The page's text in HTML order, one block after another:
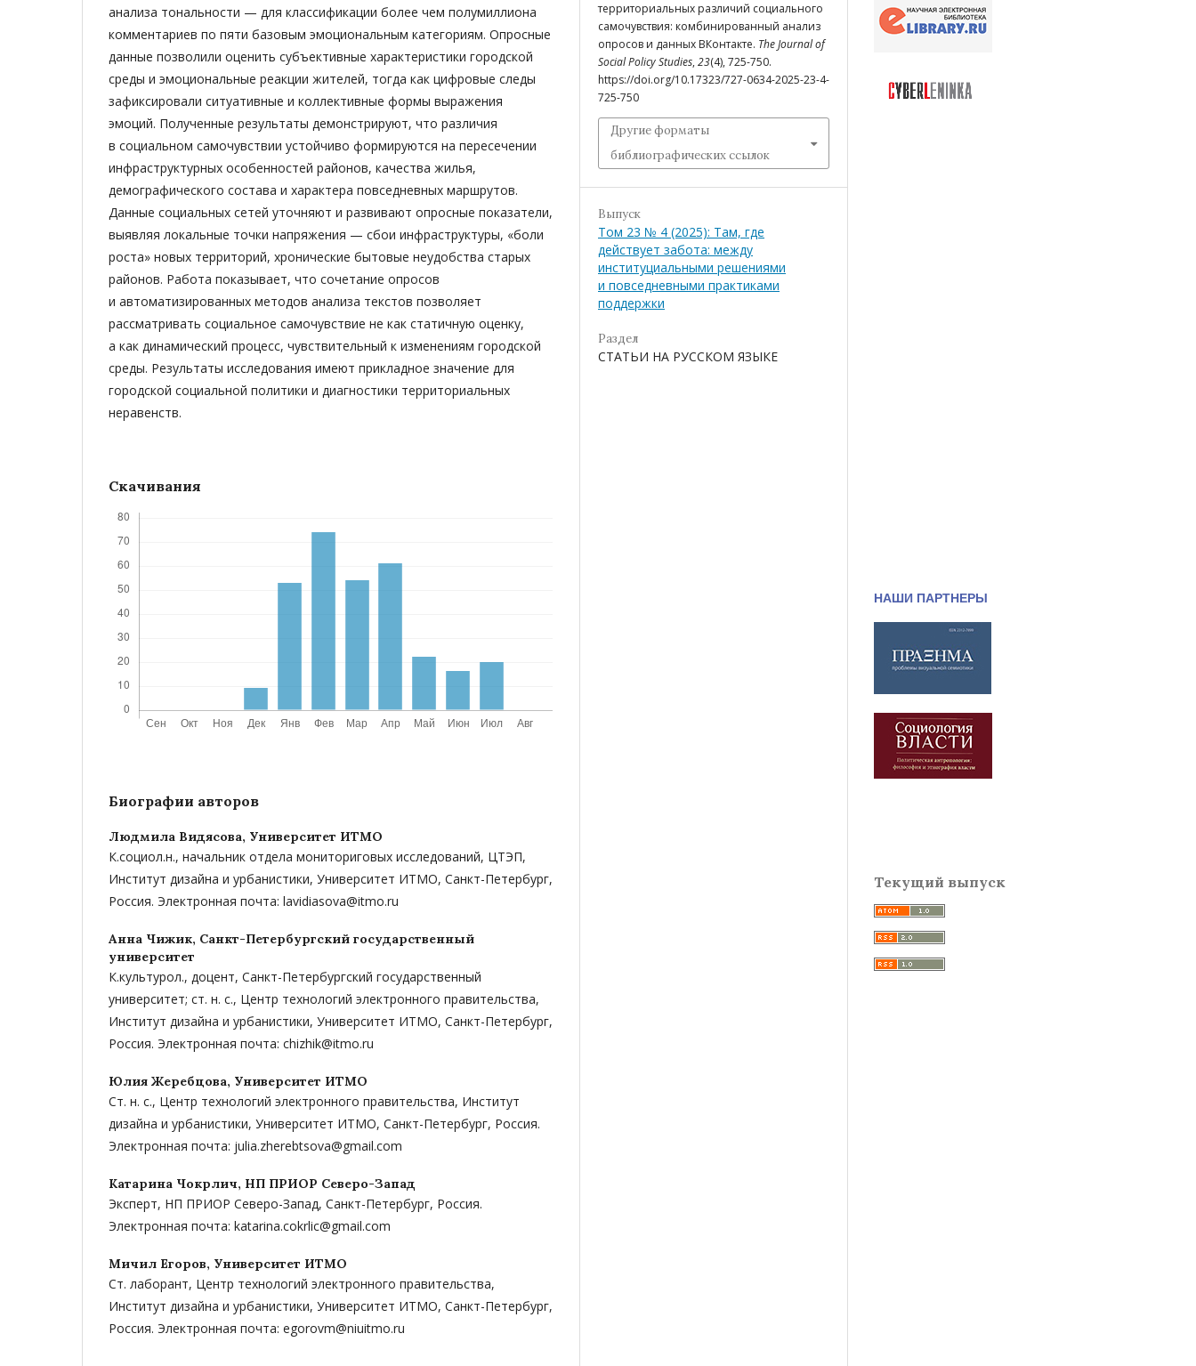
анализа тональности — для классификации более чем полумиллиона
комментариев по пяти базовым эмоциональным категориям. Опросные
данные позволили оценить субъективные характеристики городской
среды и эмоциональные реакции жителей, тогда как цифровые следы
зафиксировали ситуативные и коллективные формы выражения
эмоций. Полученные результаты демонстрируют, что различия
в социальном самочувствии устойчиво формируются на пересечении
инфраструктурных особенностей районов, качества жилья,
демографического состава и характера повседневных маршрутов.
Данные социальных сетей уточняют и развивают опросные показатели,
выявляя локальные точки напряжения — сбои инфраструктуры, «боли
роста» новых территорий, хронические бытовые неудобства старых
районов. Работа показывает, что сочетание опросов
и автоматизированных методов анализа текстов позволяет
рассматривать социальное самочувствие не как статичную оценку,
а как динамический процесс, чувствительный к изменениям городской
среды. Результаты исследования имеют прикладное значение для
городской социальной политики и диагностики территориальных
неравенств.
Скачивания
Биографии авторов
Людмила Видясова, Университет ИТМО
К.социол.н., начальник отдела мониториговых исследований, ЦТЭП,
Институт дизайна и урбанистики, Университет ИТМО, Санкт-Петербург,
Россия. Электронная почта: lavidiasova@itmo.ru
Анна Чижик, Санкт-Петербургский государственный
университет
К.культурол., доцент, Санкт-Петербургский государственный
университет; ст. н. с., Центр технологий электронного правительства,
Институт дизайна и урбанистики, Университет ИТМО, Санкт-Петербург,
Россия. Электронная почта: chizhik@itmo.ru
Юлия Жеребцова, Университет ИТМО
Ст. н. с., Центр технологий электронного правительства, Институт
дизайна и урбанистики, Университет ИТМО, Санкт-Петербург, Россия.
Электронная почта: julia.zherebtsova@gmail.com
Катарина Чокрлич, НП ПРИОР Северо-Запад
Эксперт, НП ПРИОР Северо-Запад, Санкт-Петербург, Россия.
Электронная почта: katarina.cokrlic@gmail.com
Мичил Егоров, Университет ИТМО
Ст. лаборант, Центр технологий электронного правительства,
Институт дизайна и урбанистики, Университет ИТМО, Санкт-Петербург,
Россия. Электронная почта: egorovm@niuitmo.ru
территориальных различий социального
самочувствия: комбинированный анализ
опросов и данных ВКонтакте. The Journal of
Social Policy Studies, 23(4), 725-750.
https://doi.org/10.17323/727-0634-2025-23-4-
725-750
Другие форматы
библиографических ссылок
Выпуск
Том 23 № 4 (2025): Там, где
действует забота: между
институциальными решениями
и повседневными практиками
поддержки
Раздел
СТАТЬИ НА РУССКОМ ЯЗЫКЕ
НАШИ ПАРТНЕРЫ
Текущий выпуск